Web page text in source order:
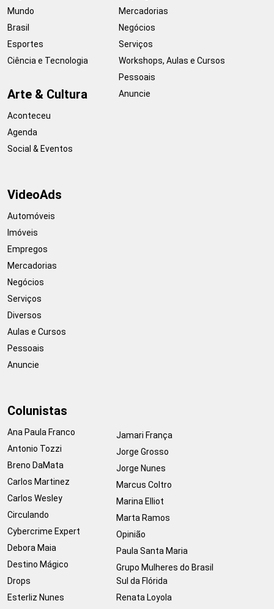
Mundo
Brasil
Esportes
Ciência e Tecnologia
Arte & Cultura
Aconteceu
Agenda
Social & Eventos
Mercadorias
Negócios
Serviços
Workshops, Aulas e Cursos
Pessoais
Anuncie
VideoAds
Automóveis
Imóveis
Empregos
Mercadorias
Negócios
Serviços
Diversos
Aulas e Cursos
Pessoais
Anuncie
Colunistas
Ana Paula Franco
Antonio Tozzi
Breno DaMata
Carlos Martinez
Carlos Wesley
Circulando
Cybercrime Expert
Debora Maia
Destino Mágico
Drops
Esterliz Nunes
Jamari França
Jorge Grosso
Jorge Nunes
Marcus Coltro
Marina Elliot
Marta Ramos
Opinião
Paula Santa Maria
Grupo Mulheres do Brasil
Sul da Flórida
Renata Loyola